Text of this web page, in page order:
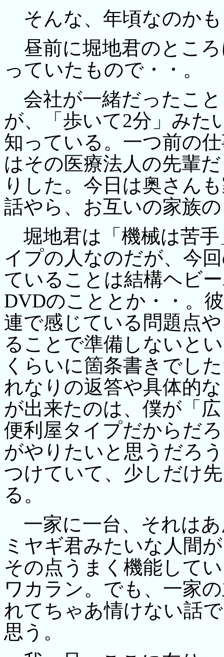
そんな、年頃なのか
昼前に堀地君のとこ
っていたもので・・。
会社が一緒だったこ
が、「歩いて2分」みた
知っている。一つ前の
はその医療法人の先輩
りした。今日は奥さん
話やら、お互いの家族
堀地君は「機械は苦
イプの人なのだが、今
ていることは結構ヘビ
DVDのこととか・・。
連で感じている問題点
ることで準備しないと
くらいに箇条書きでし
れなりの返答や具体的
が出来たのは、僕が「
便利屋タイプだからだ
がやりたいと思うだろ
つけていて、少しだけ
る。
一家に一台、それは
ミヤギ君みたいな人間
その点うまく機能して
ワカラン。でも、一家
れてちゃあ情けない話
思う。